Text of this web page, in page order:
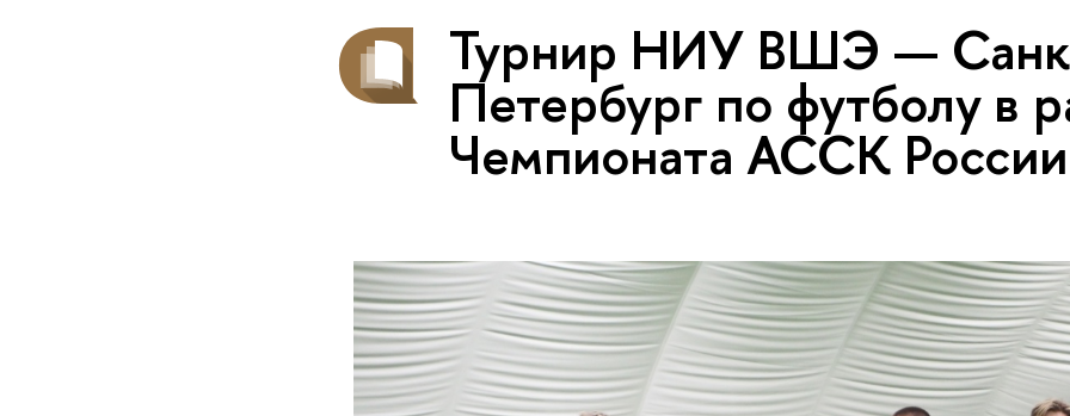
Турнир НИУ ВШЭ —
Петербург по футболу в
Чемпионата АССК России